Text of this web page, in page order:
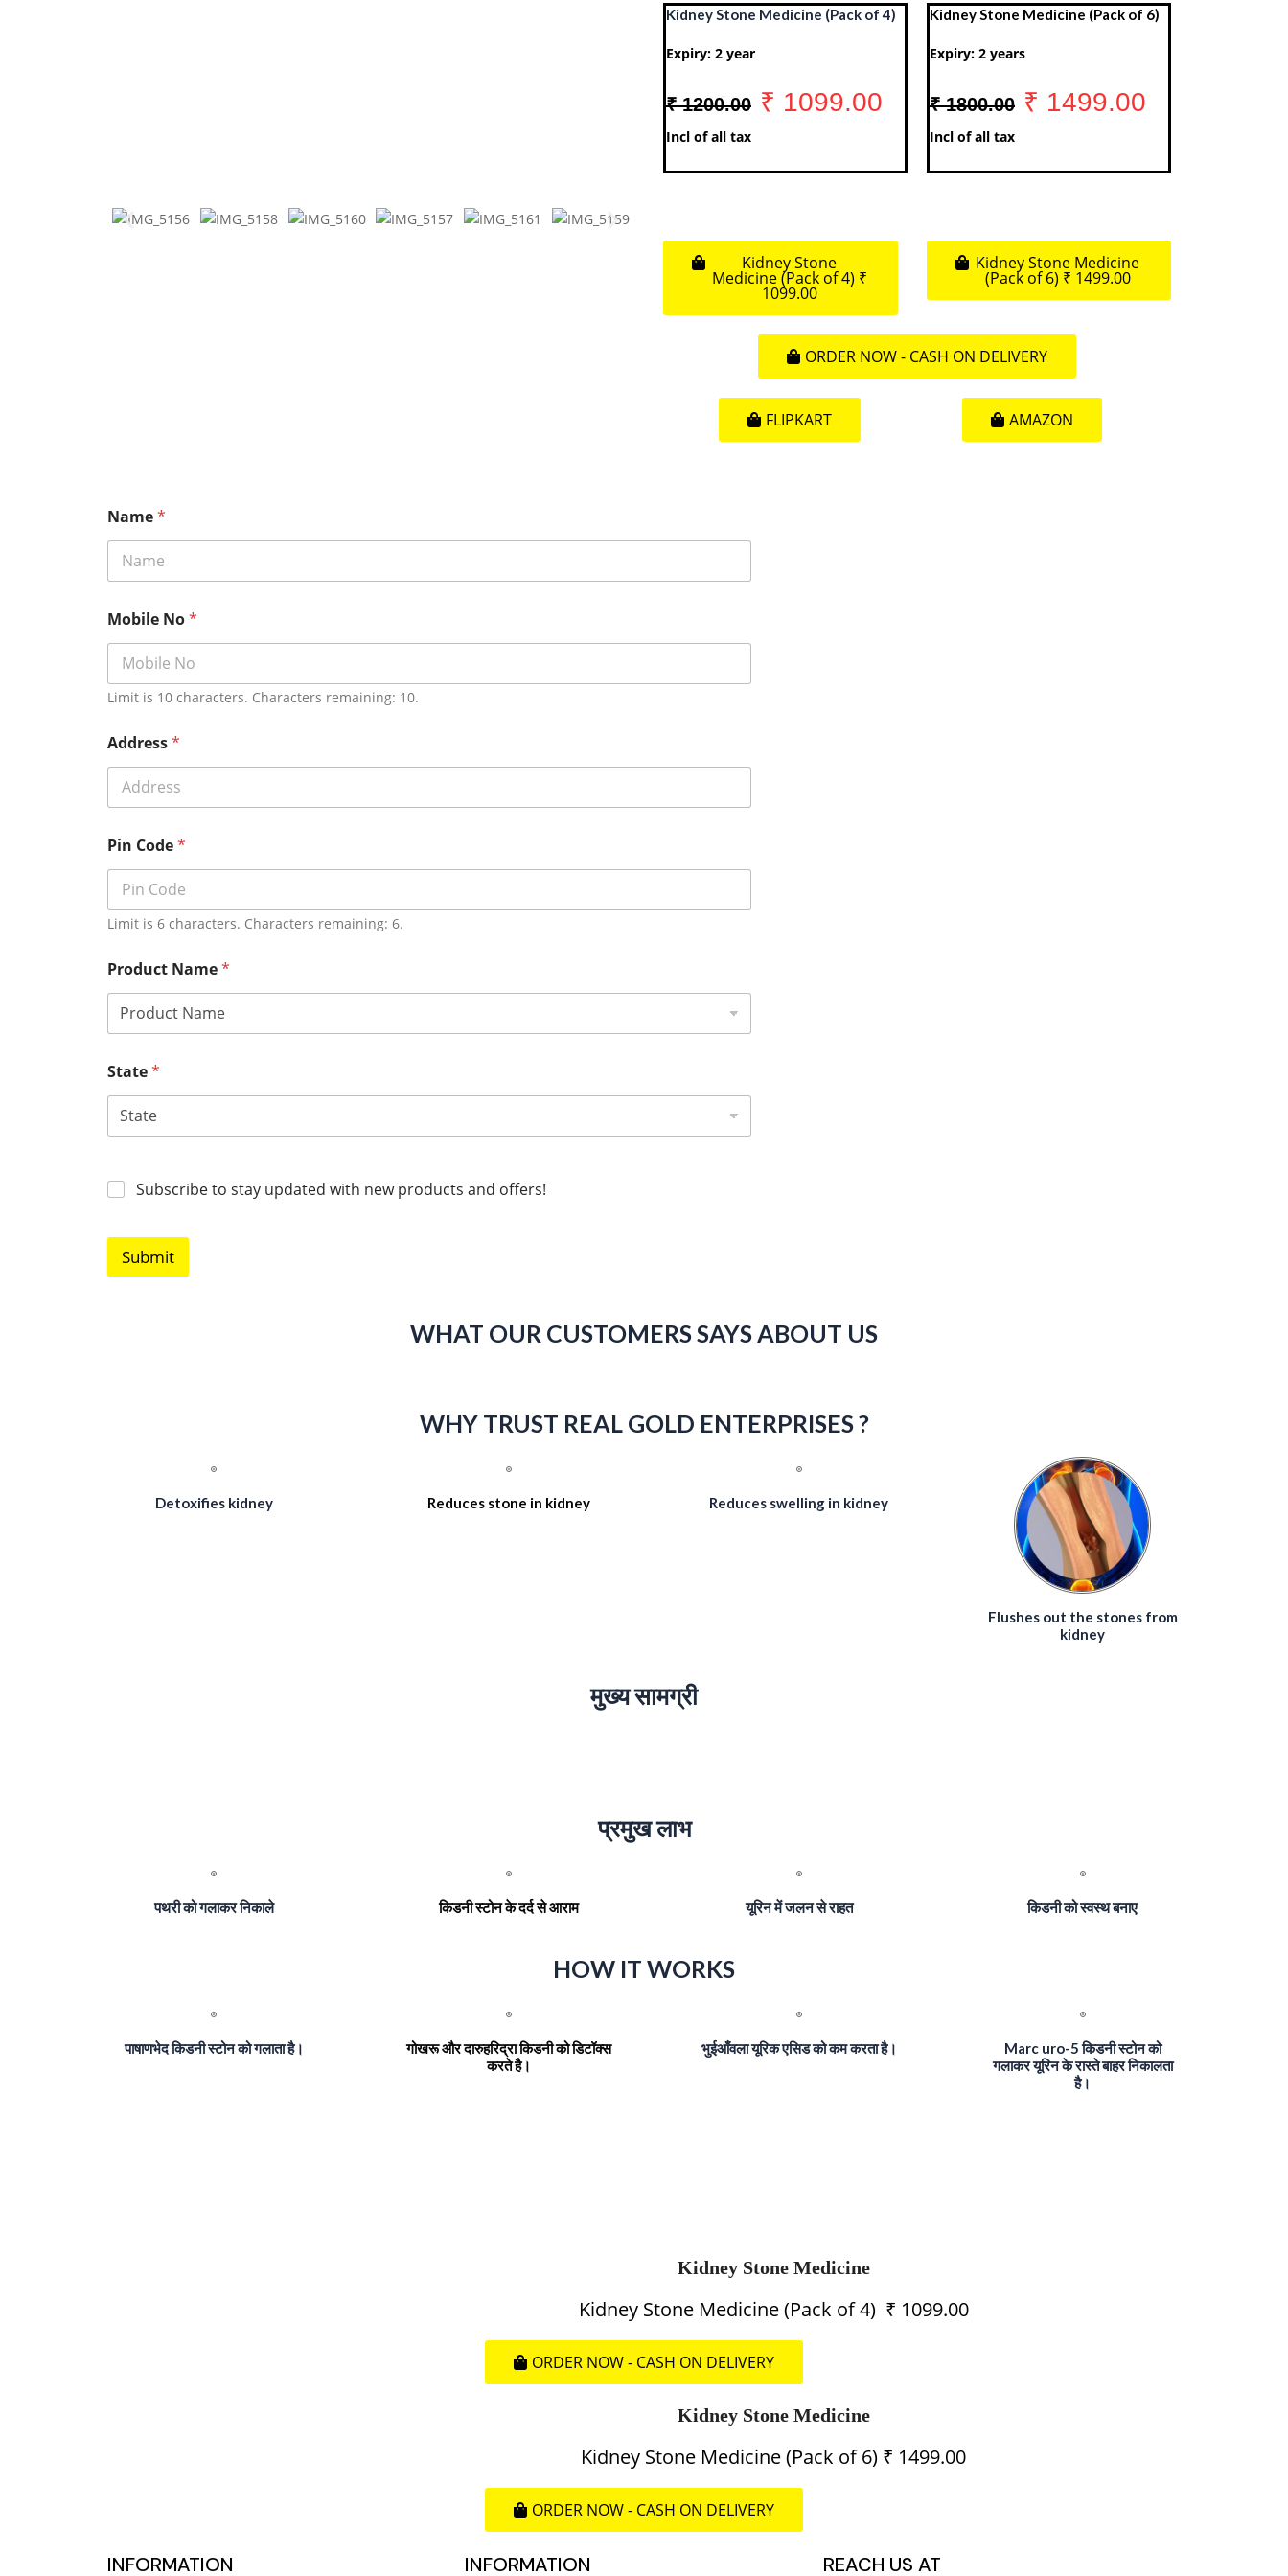
Kidney Stone Medicine (Pack of 4)
Expiry: 2 year
₹ 1200.00 ₹ 1099.00
Incl of all tax
Kidney Stone
Medicine (Pack of 4) ₹
1099.00
Kidney Stone Medicine (Pack of 6)
Expiry: 2 years
₹ 1800.00 ₹ 1499.00
Incl of all tax
Kidney Stone Medicine
(Pack of 6) ₹ 1499.00
ORDER NOW - CASH ON DELIVERY
FLIPKART AMAZON
Name*
Mobile No*
Limit is 10 characters. Characters remaining: 10.
Address*
Pin Code*
Limit is 6 characters. Characters remaining: 6.
Product Name*
State*
Subscribe to stay updated with new products and offers!
Submit
WHAT OUR CUSTOMERS SAYS ABOUT US
WHY TRUST REAL GOLD ENTERPRISES ?
Detoxifies kidney Reduces stone in kidney Reduces swelling in kidney
Flushes out the stones from
kidney
मुख्य सामग्री
प्रमुख लाभ
पथरी को गलाकर निकाले किडनी स्टोन के दर्द से आराम यूरिन में जलन से राहत किडनी को स्वस्थ बनाए
HOW IT WORKS
पाषाणभेद किडनी स्टोन को गलाता है।
गोखरू और दारुहरिद्रा किडनी को डिटॉक्स
करते है।
भुईआँवला यूरिक एसिड को कम करता है।
Marc uro-5 किडनी स्टोन को
गलाकर यूरिन के रास्ते बाहर निकालता
है।
Kidney Stone Medicine
Kidney Stone Medicine (Pack of 4) ₹ 1099.00
ORDER NOW - CASH ON DELIVERY
Kidney Stone Medicine
Kidney Stone Medicine (Pack of 6) ₹ 1499.00
ORDER NOW - CASH ON DELIVERY
INFORMATION INFORMATION REACH US AT